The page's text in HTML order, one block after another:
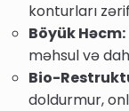
konturları
Böyük Həcm:
məhsul və
Bio-
doldurmur,